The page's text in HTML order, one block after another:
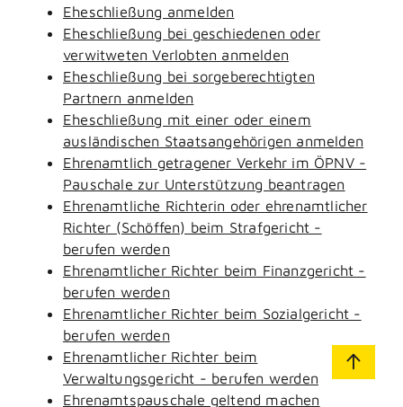
Eheschließung anmelden
Eheschließung bei geschiedenen oder
verwitweten Verlobten anmelden
Eheschließung bei sorgeberechtigten
Partnern anmelden
Eheschließung mit einer oder einem
ausländischen Staatsangehörigen anmelden
Ehrenamtlich getragener Verkehr im ÖPNV -
Pauschale zur Unterstützung beantragen
Ehrenamtliche Richterin oder ehrenamtlicher
Richter (Schöffen) beim Strafgericht -
berufen werden
Ehrenamtlicher Richter beim Finanzgericht -
berufen werden
Ehrenamtlicher Richter beim Sozialgericht -
berufen werden
Ehrenamtlicher Richter beim
Verwaltungsgericht - berufen werden
Ehrenamtspauschale geltend machen